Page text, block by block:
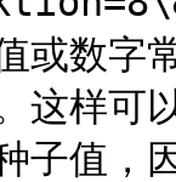
或数字
这样可
子值，